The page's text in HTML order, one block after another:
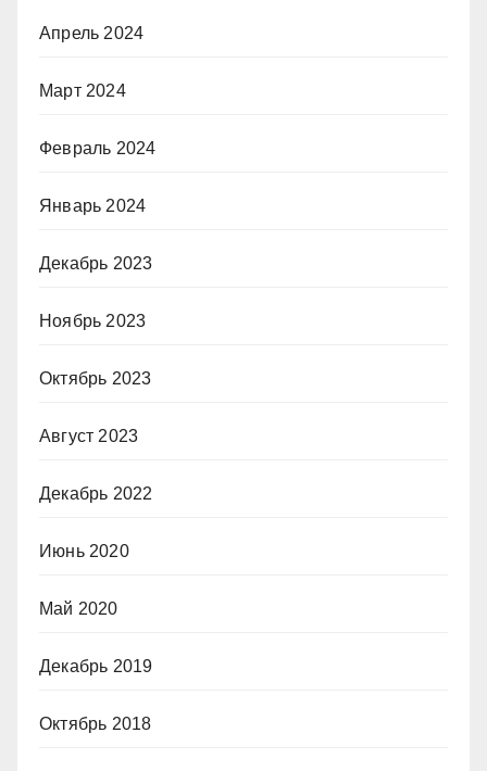
Апрель 2024
Март 2024
Февраль 2024
Январь 2024
Декабрь 2023
Ноябрь 2023
Октябрь 2023
Август 2023
Декабрь 2022
Июнь 2020
Май 2020
Декабрь 2019
Октябрь 2018